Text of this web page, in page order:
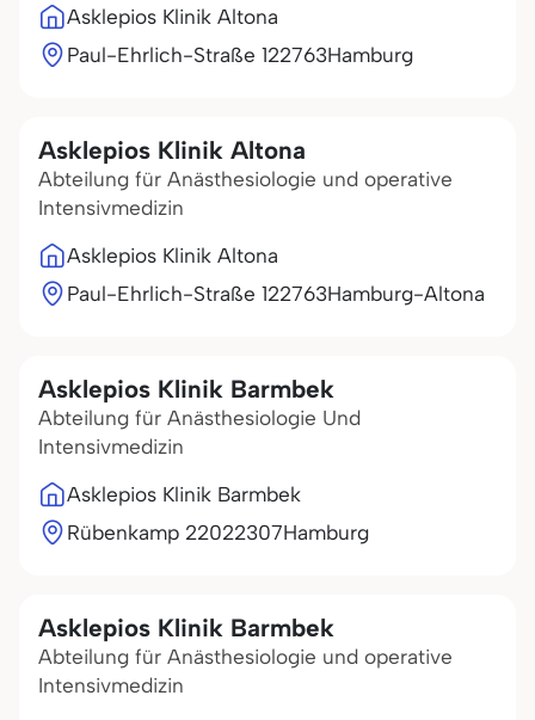
Asklepios Klinik Altona
Paul-Ehrlich-Straße 122763Hamburg
Asklepios Klinik Altona
Abteilung für Anästhesiologie und operative
Intensivmedizin
Asklepios Klinik Altona
Paul-Ehrlich-Straße 122763Hamburg-Altona
Asklepios Klinik Barmbek
Abteilung für Anästhesiologie Und
Intensivmedizin
Asklepios Klinik Barmbek
Rübenkamp 22022307Hamburg
Asklepios Klinik Barmbek
Abteilung für Anästhesiologie und operative
Intensivmedizin